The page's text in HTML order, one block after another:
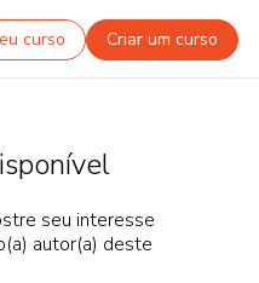
curso Criar um curso
seu interesse
autor(a) deste